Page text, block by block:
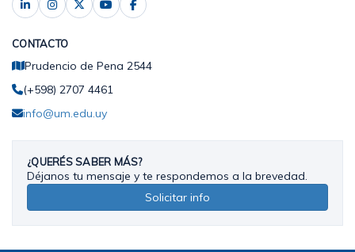
CONTACTO
Prudencio de Pena 2544
(+598) 2707 4461
info@um.edu.uy
¿QUERÉS SABER MÁS?
Déjanos tu mensaje y te respondemos a la brevedad.
Solicitar info